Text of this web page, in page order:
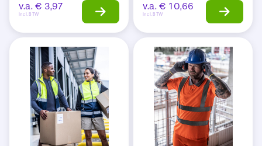
v.a. € 3,97
Incl. BTW
v.a. € 10,66
Incl. BTW